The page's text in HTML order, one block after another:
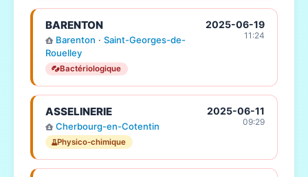
BARENTON
Barenton · Saint-Georges-de-
Rouelley
Bactériologique
2025-06-19
11:24
ASSELINERIE
Cherbourg-en-Cotentin
Physico-chimique
2025-06-11
09:29